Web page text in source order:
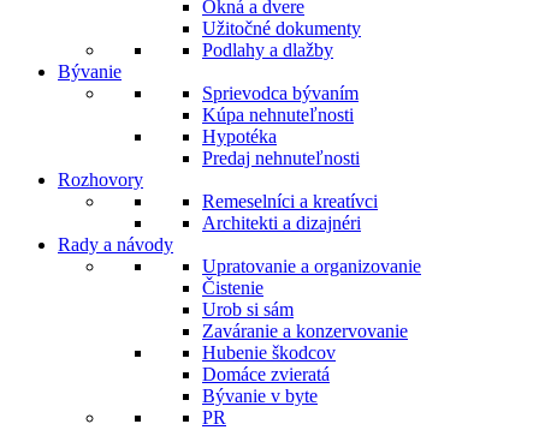
Okná a dvere
Užitočné dokumenty
Podlahy a dlažby
Bývanie
Sprievodca bývaním
Kúpa nehnuteľnosti
Hypotéka
Predaj nehnuteľnosti
Rozhovory
Remeselníci a kreatívci
Architekti a dizajnéri
Rady a návody
Upratovanie a organizovanie
Čistenie
Urob si sám
Zaváranie a konzervovanie
Hubenie škodcov
Domáce zvieratá
Bývanie v byte
PR